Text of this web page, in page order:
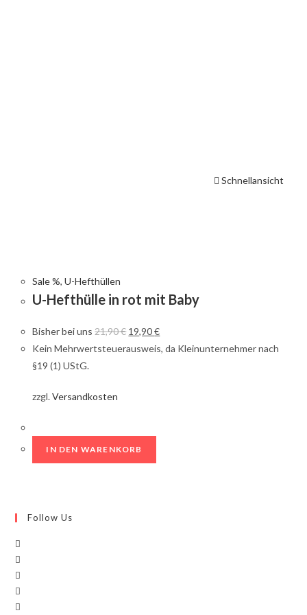
Schnellansicht
Sale %,U-Hefthüllen
U-Hefthülle in rot mit Baby
Bisher bei uns 21,90€ 19,90€
Kein Mehrwertsteuerausweis, da Kleinunternehmer nach
§19 (1) UStG.
zzgl.Versandkosten
IN DEN WARENKORB
Follow Us